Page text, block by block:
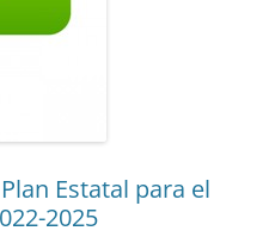
Estatal para el
2025